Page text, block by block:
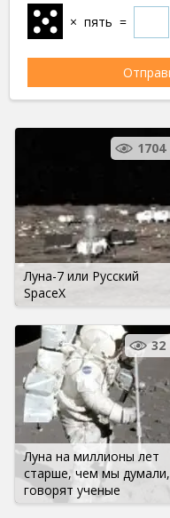
× пять =
Луна-7 или Русский
SpaceX
1704
Луна на миллионы лет
старше, чем мы думали,
говорят ученые
32